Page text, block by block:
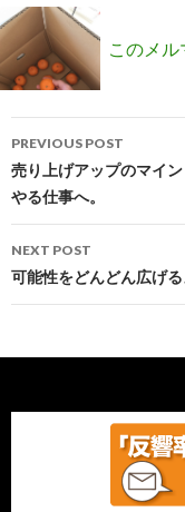
このメ
Post
navigation
PREVIOUS POST
売り上げアップのマイ
やる仕事へ。
NEXT POST
可能性をどんどん広げ